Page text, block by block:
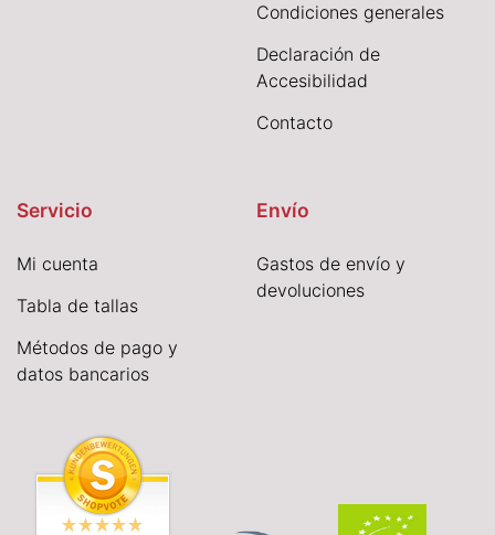
Condiciones generales
Declaración de
Accesibilidad
Contacto
Servicio
Mi cuenta
Tabla de tallas
Métodos de pago y
datos bancarios
Envío
Gastos de envío y
devoluciones